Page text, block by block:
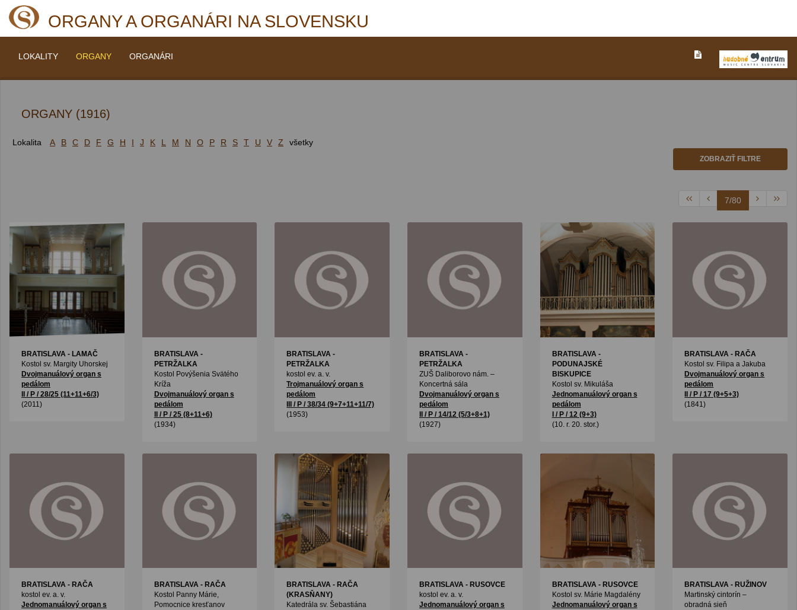
ORGANY A ORGANÁRI NA SLOVENSKU
LOKALITY ORGANY ORGANÁRI
ORGANY (1916)
Lokalita A B C D F G H I J K L M N O P R S T U V Z všetky
ZOBRAZIŤ FILTRE
7/80
BRATISLAVA - LAMAČ
Kostol sv. Margity Uhorskej
Dvojmanuálový organ s
pedálom
II / P / 28/25 (11+11+6/3)
(2011)
BRATISLAVA -
PETRŽALKA
Kostol Povýšenia Svätého
Kríža
Dvojmanuálový organ s
pedálom
II / P / 25 (8+11+6)
(1934)
BRATISLAVA -
PETRŽALKA
kostol ev. a. v.
Trojmanuálový organ s
pedálom
III / P / 38/34 (9+7+11+11/7)
(1953)
BRATISLAVA -
PETRŽALKA
ZUŠ Daliborovo nám. –
Koncertná sála
Dvojmanuálový organ s
pedálom
II / P / 14/12 (5/3+8+1)
(1927)
BRATISLAVA -
PODUNAJSKÉ
BISKUPICE
Kostol sv. Mikuláša
Jednomanuálový organ s
pedálom
I / P / 12 (9+3)
(10. r. 20. stor.)
BRATISLAVA - RAČA
Kostol sv. Filipa a Jakuba
Dvojmanuálový organ s
pedálom
II / P / 17 (9+5+3)
(1841)
BRATISLAVA - RAČA
kostol ev. a. v.
Jednomanuálový organ s
BRATISLAVA - RAČA
Kostol Panny Márie,
Pomocnice kresťanov
BRATISLAVA - RAČA
(KRASŇANY)
Katedrála sv. Šebastiána
BRATISLAVA - RUSOVCE
kostol ev. a. v.
Jednomanuálový organ s
BRATISLAVA - RUSOVCE
Kostol sv. Márie Magdalény
Jednomanuálový organ s
BRATISLAVA - RUŽINOV
Martinský cintorín –
obradná sieň